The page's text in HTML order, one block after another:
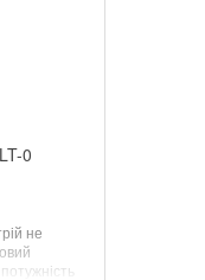
0
не